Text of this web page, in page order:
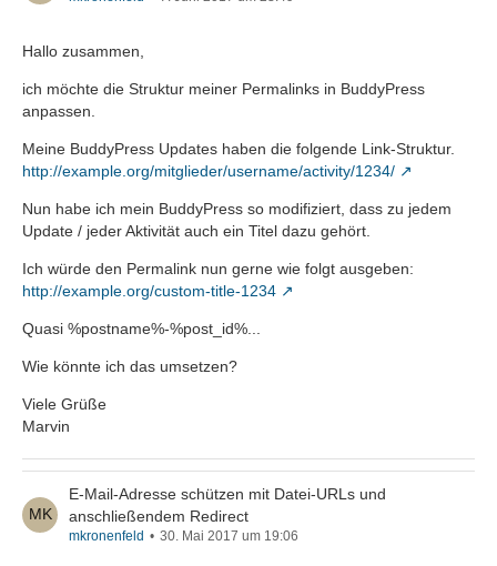
Hallo zusammen,
ich möchte die Struktur meiner Permalinks in BuddyPress
anpassen.
Meine BuddyPress Updates haben die folgende Link-Struktur.
http://example.org/mitglieder/username/activity/1234/
Nun habe ich mein BuddyPress so modifiziert, dass zu jedem
Update / jeder Aktivität auch ein Titel dazu gehört.
Ich würde den Permalink nun gerne wie folgt ausgeben:
http://example.org/custom-title-1234
Quasi %postname%-%post_id%...
Wie könnte ich das umsetzen?
Viele Grüße
Marvin
E-Mail-Adresse schützen mit Datei-URLs und
anschließendem Redirect
mkronenfeld 30. Mai 2017 um 19:06